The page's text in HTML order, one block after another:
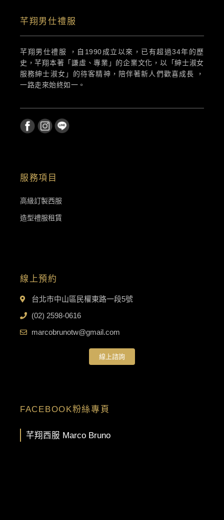
芊翔男仕禮服
芊翔男仕禮服 ，自1990成立以來，已有超過34年的歷
史，芊翔本著「謙虛、專業」的企業文化，以「紳士淑女
服務紳士淑女」的待客精神，陪伴著新人們歡喜成長 ，
一路走來始終如一。
服務項目
高級訂製西服
造型禮服租賃
線上預約
台北市中山區民權東路一段5號
(02) 2598-0616
marcobrunotw@gmail.com
線上諮詢
FACEBOOK粉絲專頁
芊翔西服 Marco Bruno